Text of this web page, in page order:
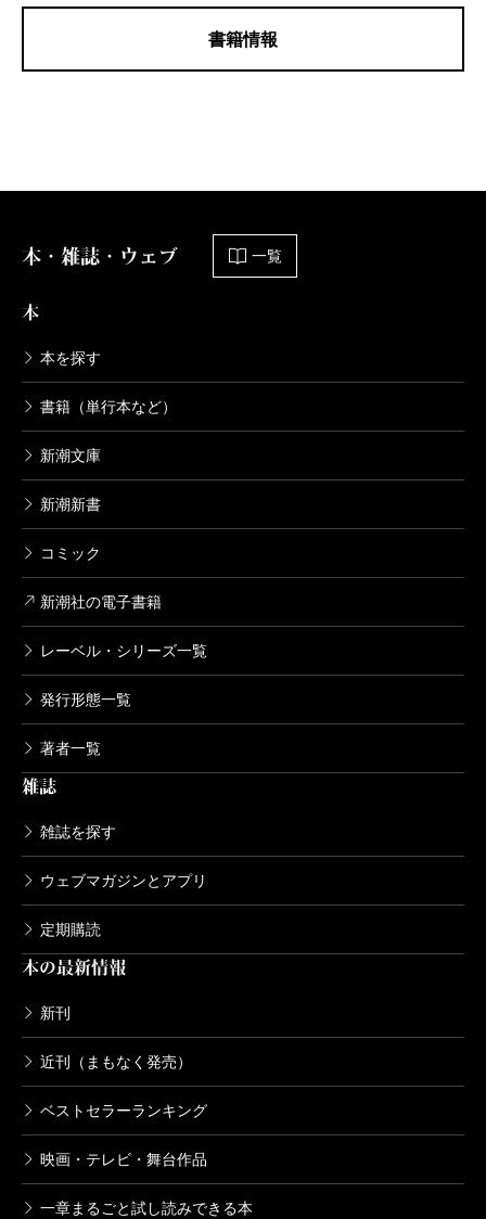
書籍情報
本・雑誌・ウェブ 一覧
本
本を探す
書籍（単行本など）
新潮文庫
新潮新書
コミック
新潮社の電子書籍
レーベル・シリーズ一覧
発行形態一覧
著者一覧
雑誌
雑誌を探す
ウェブマガジンとアプリ
定期購読
本の最新情報
新刊
近刊（まもなく発売）
ベストセラーランキング
映画・テレビ・舞台作品
一章まるごと試し読みできる本